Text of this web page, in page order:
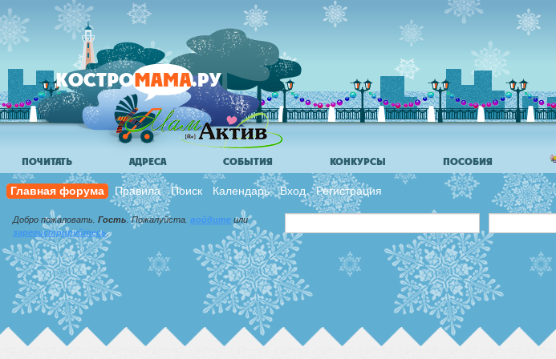
ПОЧИТАТЬ АДРЕСА СОБЫТИЯ КОНКУРСЫ ПОСОБИЯ
Главная форума Правила Поиск Календарь Вход Регистрация
Добро пожаловать,Гость. Пожалуйста, войдите или
зарегистрируйтесь.